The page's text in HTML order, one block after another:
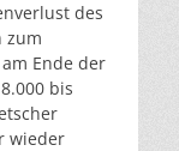
des
zum
Ende der
bis
wieder